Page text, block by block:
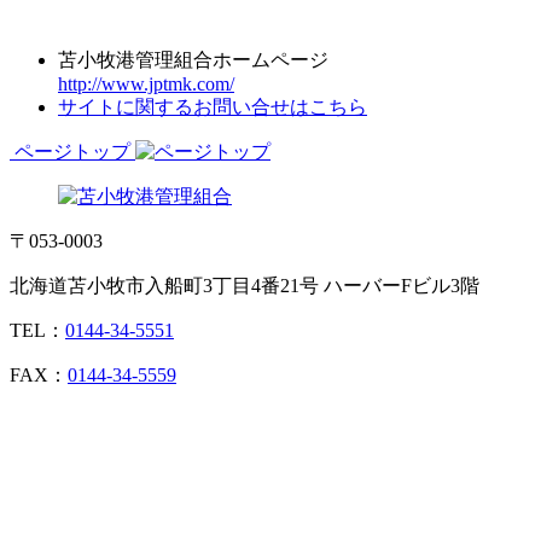
苫小牧港管理組合ホームページ
http://www.jptmk.com/
サイトに関するお問い合せはこちら
ページトップ
〒053-0003
北海道苫小牧市入船町3丁目4番21号 ハーバーFビル3階
TEL： 0144-34-5551
FAX： 0144-34-5559